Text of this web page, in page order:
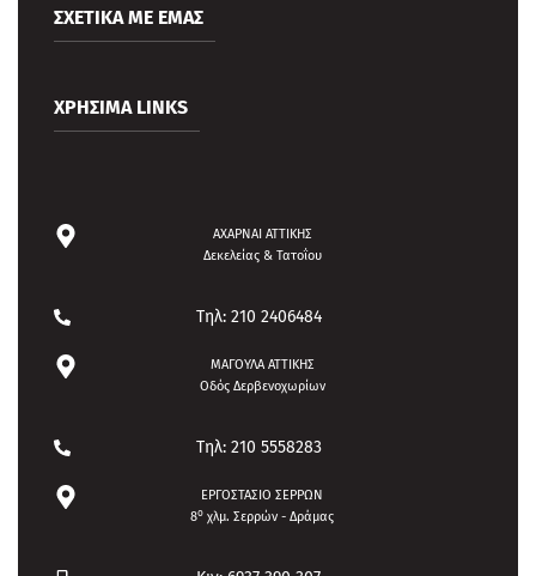
Κιβώτια Pallet Collars
Μεταχειρισμένες Ευρωπαλέτες
Παλέτες τύπου CP1- CP9 Chemical Pallets
ΣΧΕΤΙΚΑ ΜΕ ΕΜΑΣ
Προϊόντα
Υπηρεσίες
ΧΡΗΣΙΜΑ LINKS
ΑΧΑΡΝΑΙ ΑΤΤΙΚΗΣ
Δεκελείας & Τατοΐου
Τηλ: 210 2406484
ΜΑΓΟΥΛΑ ΑΤΤΙΚΗΣ
Οδός Δερβενοχωρίων
Τηλ: 210 5558283
ΕΡΓΟΣΤΑΣΙΟ ΣΕΡΡΩΝ
8ο χλμ. Σερρών - Δράμας